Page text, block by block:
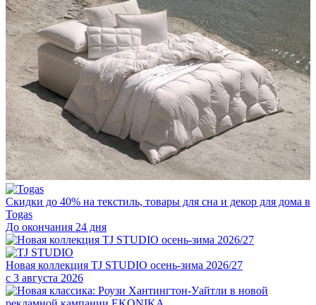
Скидки до 40% на текстиль, товары для сна и декор для дома в
Togas
До окончания 24 дня
Новая коллекция TJ STUDIO осень-зима 2026/27
с 3 августа 2026